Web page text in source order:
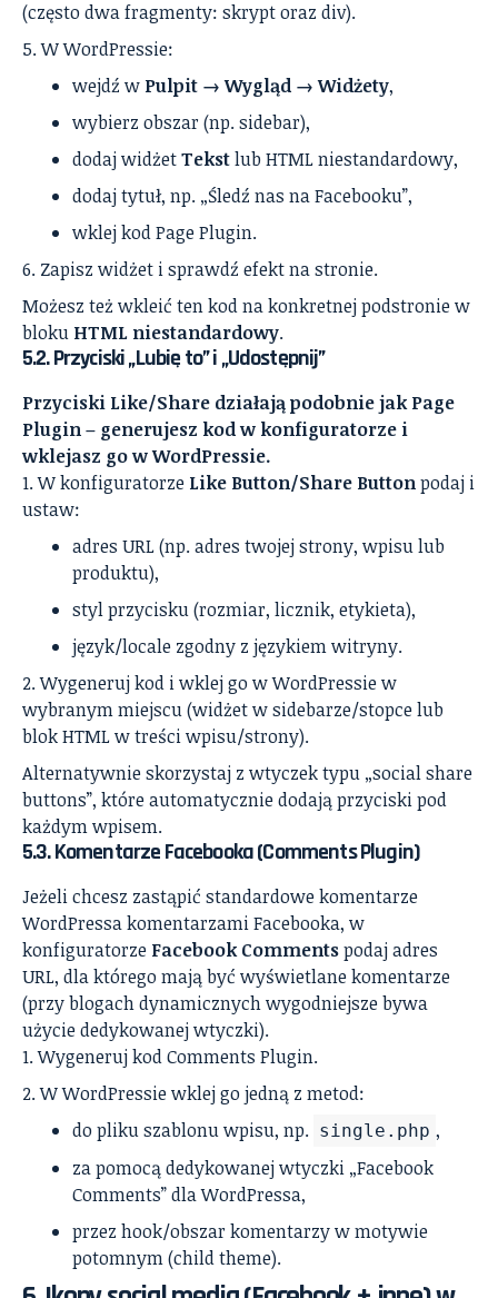
(często dwa fragmenty: skrypt oraz div).
W WordPressie:
wejdź w Pulpit → Wygląd → Widżety,
wybierz obszar (np. sidebar),
dodaj widżetTekstlub HTML niestandardowy,
dodaj tytuł, np. „Śledź nas na Facebooku”,
wklej kod Page Plugin.
Zapisz widżet i sprawdź efekt na stronie.
Możesz też wkleić ten kod na konkretnej podstronie w
bloku HTML niestandardowy.
5.2. Przyciski „Lubię to” i „Udostępnij”
Przyciski Like/Share działają podobnie jak Page
Plugin – generujesz kod w konfiguratorze i
wklejasz go w WordPressie.
W konfiguratorze Like Button/Share Buttonpodaj i
ustaw:
adres URL (np. adres twojej strony, wpisu lub
produktu),
styl przycisku (rozmiar, licznik, etykieta),
język/locale zgodny z językiem witryny.
Wygeneruj kod i wklej go w WordPressie w
wybranym miejscu (widżet w sidebarze/stopce lub
blok HTML w treści wpisu/strony).
Alternatywnie skorzystaj z wtyczek typu „social share
buttons”, które automatycznie dodają przyciski pod
każdym wpisem.
5.3. Komentarze Facebooka (Comments Plugin)
Jeżeli chcesz zastąpić standardowe komentarze
WordPressa komentarzami Facebooka, w
konfiguratorze Facebook Commentspodaj adres
URL, dla którego mają być wyświetlane komentarze
(przy blogach dynamicznych wygodniejsze bywa
użycie dedykowanej wtyczki).
Wygeneruj kod Comments Plugin.
W WordPressie wklej go jedną z metod:
do pliku szablonu wpisu, np. single.php ,
za pomocą dedykowanej wtyczki „Facebook
Comments” dla WordPressa,
przez hook/obszar komentarzy w motywie
potomnym (child theme).